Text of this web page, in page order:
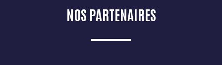
NOS PARTENAIRES